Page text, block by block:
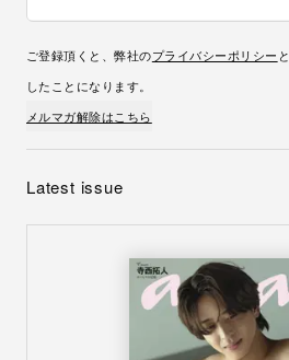
ご登録頂くと、弊社のプライバシーポリシー
したことになります。
メルマガ解除はこちら
Latest issue